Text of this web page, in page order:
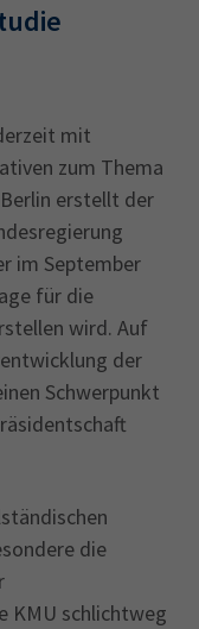
mit
zum Thema
erstellt der
im September
für die
wird. Auf
der
Schwerpunkt
die
KMU schlichtweg